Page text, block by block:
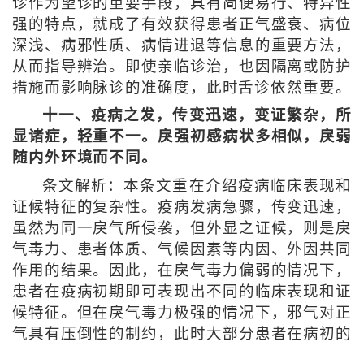
强的特点，就成了有效获得患者正气盛衰、病位
深浅、病邪性质、病情进退等信息的重要方法，
从而指导辨治。即使亲临诊治，也因隔离或防护
措施而影响脉诊的准确度，此时舌诊依然重要。
十一、疫病之发，传变迅速，变证繁杂，所
显诸症，轻重不一。戾强初感病状多相似，戾弱
随内外环境而不同。
条文解析：本条文重在介绍疫病临床表现和
证候特征的复杂性。疫病发病急骤，传变迅速，
虽然为同一戾气所侵袭，但外显之证候，则是戾
气毒力、患者体质、气候因素等内因、外因共同
作用的结果。因此，在戾气毒力偏弱的情况下，
患者在疫病初期即可表现出不同的临床表现和证
候特征。但在戾气毒力极强的情况下，邪气对正
气具有压倒性的制约，此时大部分患者在病初的